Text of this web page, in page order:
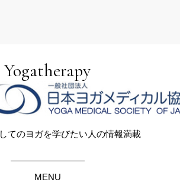
Yogatherapy
てのヨガを学びたい人の情報満載
MENU